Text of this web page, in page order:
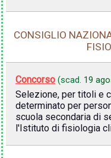
CONSIGLIO
Concorso (scad. 19
Selezione, per titoli e
determinato per
scuola secondaria di
l'Istituto di fisiologia